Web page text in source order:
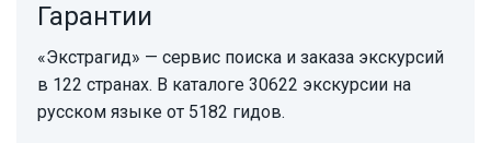
Гарантии
«Экстрагид» — сервис поиска и заказа экскурсий
в 122 странах. В каталоге 30622 экскурсии на
русском языке от 5182 гидов.